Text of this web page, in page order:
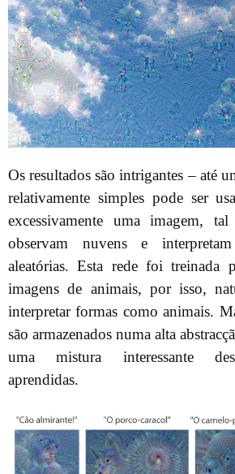
Os resultados são intrigantes – até
relativamente simples pode ser
excessivamente uma imagem,
observam nuvens e
aleatórias. Esta rede foi treinada
imagens de animais, por isso,
interpretar formas como animais.
são armazenados numa alta
uma mistura interessante
aprendidas.